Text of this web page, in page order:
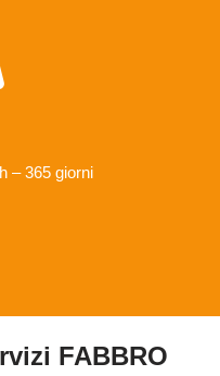
– 365 giorni
FABBRO